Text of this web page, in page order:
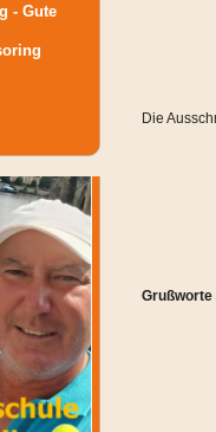
- Gute
Die
Grußworte